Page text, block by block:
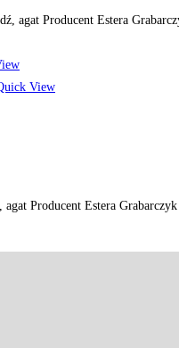
agat Producent Estera
View
Producent Estera Grabarczyk